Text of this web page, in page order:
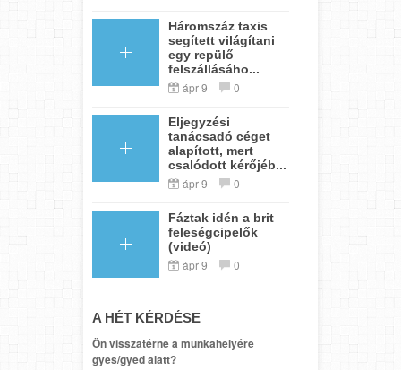
Háromszáz taxis
segített világítani
egy repülő
felszállásáho...
ápr 9 0
Eljegyzési
tanácsadó céget
alapított, mert
csalódott kérőjéb...
ápr 9 0
Fáztak idén a brit
feleségcipelők
(videó)
ápr 9 0
A HÉT KÉRDÉSE
Ön visszatérne a munkahelyére
gyes/gyed alatt?